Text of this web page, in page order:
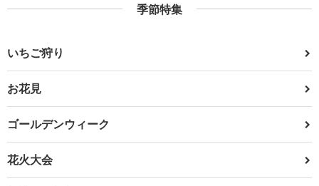
季節特集
いちご狩り
お花見
ゴールデンウィーク
花火大会